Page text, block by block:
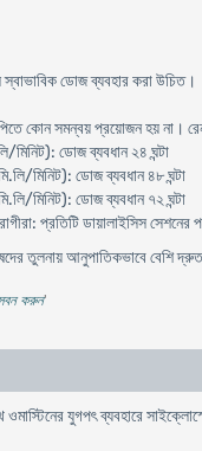
স্বাভাবিক ডোজ ব্যবহার করা উচিত।
কোন সমন্বয় প্রয়োজন হয় না।
মিনিট): ডোজ ব্যবধান ২৪ ঘন্টা
মিনিট): ডোজ ব্যবধান ৪৮ ঘন্টা
মিনিট): ডোজ ব্যবধান ৭২ ঘন্টা
প্রতিটি ডায়ালাইসিস
তুলনায় আনুপাতিকভাবে বেশি
করুন'
যুগপৎ ব্যবহারে